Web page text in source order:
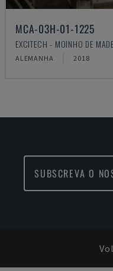
MCA-03H-01-1225
EXCITECH - MOINHO DE
ALEMANHA 2018
SUBSCREVA O